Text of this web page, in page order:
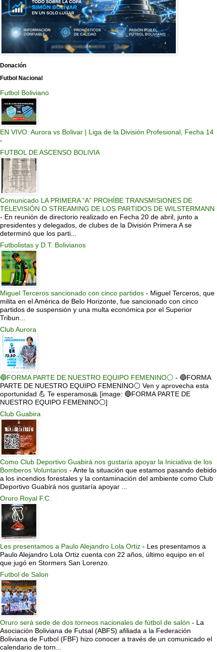
Donación
Futbol Nacional
Futbol Boliviano
EN VIVO: Aurora vs Bolivar | Liga de la División Profesional, Fecha 14
-
FUTBOL DE ASCENSO BOLIVIA
Comunicado LA PRIMERA “A” PROHÍBE TRANSMISIONES DE
TELEVISIÓN O STREAMING DE LOS PARTIDOS DE WILSTERMANN
- En reunión de directorio realizado en Fecha 20 de abril, junto a
presidentes y delegados, de clubes de la División Primera A se
determinó que los parti...
Futbolistas y D.T. Bolivianos
Miguel Terceros sancionado con cinco partidos - Miguel Terceros, que
milita en el América de Belo Horizonte, fue sancionado con cinco
partidos de suspensión y una multa económica por el Superior
Tribun...
Club Aurora
🔵FORMA PARTE DE NUESTRO EQUIPO FEMENINO⚪ - 🔵FORMA
PARTE DE NUESTRO EQUIPO FEMENINO⚪ Ven y aprovecha esta
oportunidad 💪 Te esperamos🙏 [image: 🔵FORMA PARTE DE
NUESTRO EQUIPO FEMENINO⚪]
Club Guabira
Como Club Deportivo Guabirá nos gustaría apoyar la Iniciativa de los
Bomberos Voluntarios - Ante la situación que estamos pasando debido
a los incendios forestales y la contaminación del ambiente como Club
Deportivo Guabirá nos gustaría apoyar ...
Oruro Royal F.C.
Les presentamos a Paulo Alejandro Lola Ortiz - Les presentamos a
Paulo Alejandro Lola Ortiz cuenta con 22 años, último equipo en el
que jugó en Stormers San Lorenzo.
Futbol de Salon
Oruro será sede de dos torneos nacionales de fútbol de salón - La
Asociación Boliviana de Futsal (ABFS) afiliada a la Federación
Boliviana de Futbol (FBF) hizo conocer a través de un comunicado el
calendario de torn...